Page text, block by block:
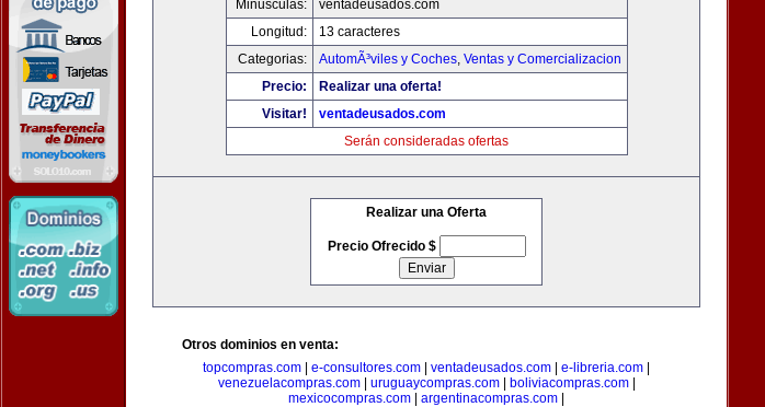
Minusculas:
ventadeusados.com
Longitud:
13 caracteres
Categorias:
AutomÃ³viles y Coches, Ventas y Comercializacion
Precio:
Realizar una oferta!
Visitar!
ventadeusados.com
Serán consideradas ofertas
Realizar una Oferta
Precio Ofrecido $
Otros dominios en venta:
topcompras.com
e-consultores.com ventadeusados.com e-libreria.com
venezuelacompras.com| uruguaycompras.com| boliviacompras.com|
mexicocompras.com
argentinacompras.com